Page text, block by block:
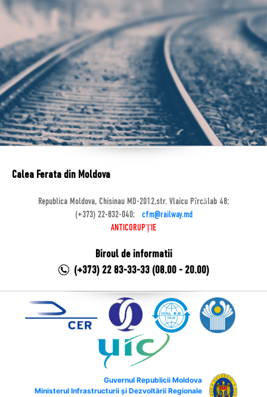
Calea Ferata din Moldova
Republica Moldova, Chisinau MD-2012,str. Vlaicu Pîrcălab 48;
(+373) 22-832-040;
cfm@railway.md
ANTICORUPȚIE
Biroul de informatii
(+373) 22 83-33-33 (08.00 - 20.00)
Guvernul Republicii Moldova
Ministerul Infrastructurii și Dezvoltării Regionale